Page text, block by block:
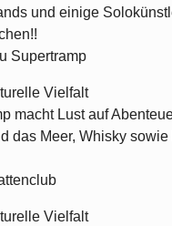
und einige
Supertramp
Vielfalt
macht Lust auf
das Meer, Whisky sowie
Vielfalt